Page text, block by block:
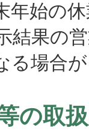
始の
結果の
場合が
の取